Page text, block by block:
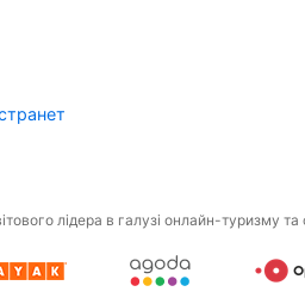
лідера в галузі онлайн-туризму та